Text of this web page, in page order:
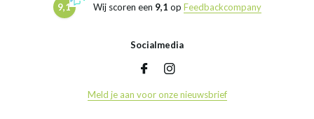
9,1 Wij scoren een 9,1 op Feedbackcompany
Socialmedia
Meld je aan voor onze nieuwsbrief